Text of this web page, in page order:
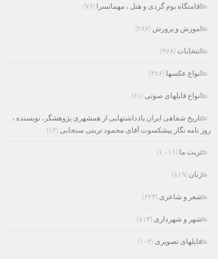
اقامتگاه بوم گردی و هتل ، مهمانسرا (۷۶)
اموزش و پرورش (۲۸۷)
انتخابات (۹۷۸)
انواع عکسها (۳۸۶)
انواع فایلهای صوتی (۶۱)
تاریخ شفاهی ایران یادداشتهایی از همشهری پژوهشگر، نویسنده ،
روز نامه نگار پیشکسوت آقای محمود تربتی سنجابی (۱۲)
تربت ما (۱,۰۱۶)
زنان (۸۱۹)
شعر و شاعری (۶۲۳)
شهر و شهرداری (۸۱۳)
فایلهای تصویری (۱۰۴)